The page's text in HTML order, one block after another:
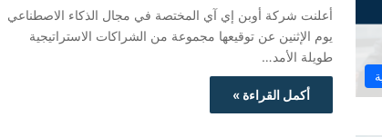
أعلنت شركة أوبن إي آي المختصة في مجال الذكاء الاصطناعي
يوم الإثنين عن توقيعها مجموعة من الشراكات الاستراتيجية
طويلة الأمد…
أكمل القراءة »